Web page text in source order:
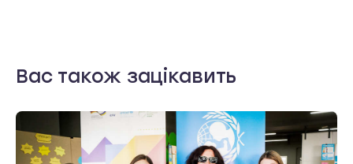
Вас також зацікавить